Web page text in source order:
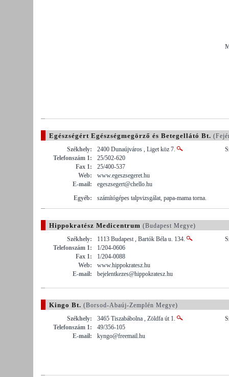
Egészségért Egészségmegörző és Betegellátó Bt.
Székhely:
2400 Dunaújváros , Liget köz 7.
Telefonszám 1:
25/502-620
Fax 1:
25/400-537
Web:
www.egeszsegeret.hu
E-mail:
egeszsegert@chello.hu
Egyéb:
számítógépes talpvizsgálat, papa-mama torna.
Hippokratész Medicentrum (Budapest Megye)
Székhely:
1113 Budapest , Bartók Béla u. 134.
Telefonszám 1:
1/204-0606
Fax 1:
1/204-0088
Web:
www.hippokratesz.hu
E-mail:
bejelentkezes@hippokratesz.hu
Kingo Bt. (Borsod-Abaúj-Zemplén Megye)
Székhely:
3465 Tiszabábolna , Zöldfa út 1.
Telefonszám 1:
49/356-105
E-mail:
kyngo@freemail.hu